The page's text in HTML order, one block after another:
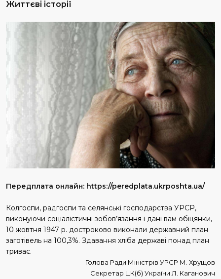
Життєві історії
Передплата онлайн: https://peredplata.ukrposhta.ua/
Колгоспи, радгоспи та селянські господарства УРСР,
виконуючи соціалістичні зобов’язання і дані вам обіцянки,
10 жовтня 1947 р. достроково виконали державний план
заготівель на 100,3%. Здавання хліба державі понад план
триває.
Голова Ради Міністрів УРСР М. Хрущов
Секретар ЦК(б) України Л. Каганович